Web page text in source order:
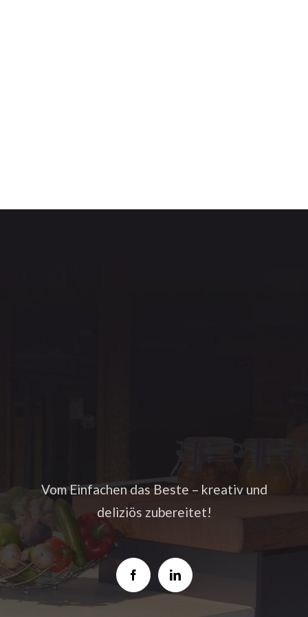
Vom Einfachen das Beste – kreativ und
deliziös zubereitet!